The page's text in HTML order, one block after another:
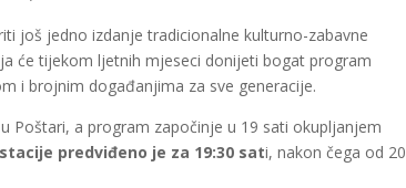
još jedno izdanje tradicionalne kulturno-zabavne
će tijekom ljetnih mjeseci donijeti bogat program
i brojnim događanjima za sve generacije.
Poštari, a program započinje u 19 sati okupljanjem
predviđeno je za 19:30 sati, nakon čega od 20